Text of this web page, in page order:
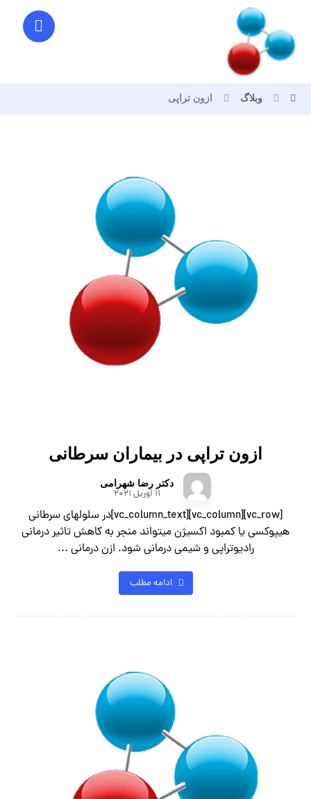
وبلاگ ازون تراپی
ازون تراپی در بیماران سرطانی
دکتر رضا شهرامی
11 آوریل 2021
[vc_row][vc_column][vc_column_text]در سلولهای سرطانی
هیپوکسی یا کمبود اکسیژن میتواند منجر به کاهش تاثیر درمانی
رادیوتراپی و شیمی درمانی شود. ازن درمانی ...
ادامه مطلب